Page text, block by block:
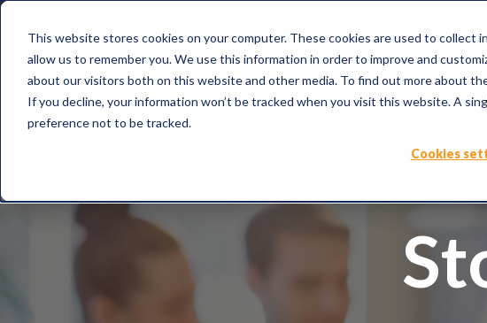
This website stores cookies on your computer. These cookies are used to
allow us to remember you. We use this information in order to improve and
about our visitors both on this website and other media. To find out more about
If you decline, your information won’t be tracked when you visit this website. A
preference not to be tracked.
Cookies